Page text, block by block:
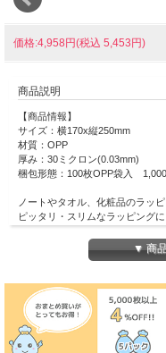
価格:4,958円(税込 5,453円)
商品説明
【商品情報】
サイズ：横170x縦250mm
材質：OPP
厚み：30ミクロン(0.03mm)
梱包形態：100枚OPP袋入
ノートやタオル、化粧品のラッ
ピッタリ・スリムなラッピングに
▼ 商